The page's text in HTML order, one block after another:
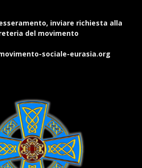
inviare richiesta alla
del movimento
sociale-eurasia.org